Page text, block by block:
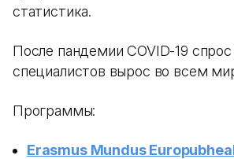
статистика.
После пандемии COVID-19 спрос
специалистов вырос во всем
Программы:
Erasmus Mundus